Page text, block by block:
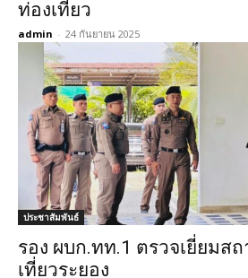
ท่องเที่ยว
admin - 24 กันยายน 2025
ประชาสัมพันธ์
รอง ผบก.ทท.1 ตรวจเยี่ยมส
เที่ยวระยอง